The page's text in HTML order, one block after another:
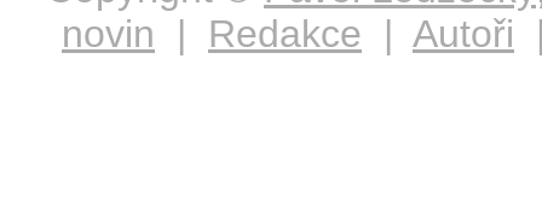
novin | Redakce | Autoři